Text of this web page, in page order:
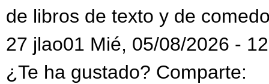
de libros de texto y de
27 jlao01 Mié, 05/08/2026 -
¿Te ha gustado? Comparte: